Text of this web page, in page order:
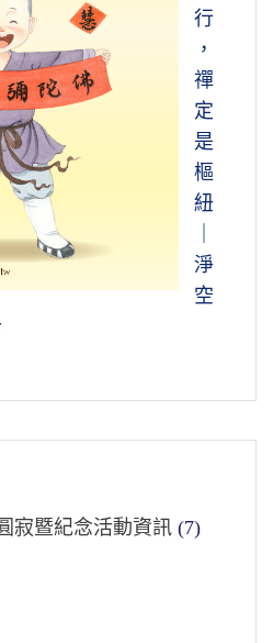
行
，
禪
定
是
樞
紐
淨
空
寂暨紀念活動資訊 (7)